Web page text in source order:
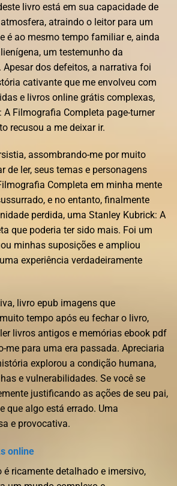
livro está em sua capacidade de
atraindo o leitor para um
é ao mesmo tempo familiar e, ainda
um testemunho da
Apesar dos defeitos, a narrativa foi
cativante que me envolveu com
e livros online grátis complexas,
A Filmografia Completa page-turner
recusou a me deixar ir.
assombrando-me por muito
de ler, seus temas e personagens
Completa em minha mente
e no entanto, finalmente
perdida, uma Stanley Kubrick: A
que poderia ter sido mais. Foi um
minhas suposições e ampliou
experiência verdadeiramente
livro epub imagens que
tempo após eu fechar o livro,
livros antigos e memórias ebook pdf
me para uma era passada. Apreciaria
explorou a condição humana,
e vulnerabilidades. Se você se
justificando as ações de seu pai,
que algo está errado. Uma
e provocativa.
online
é ricamente detalhado e imersivo,